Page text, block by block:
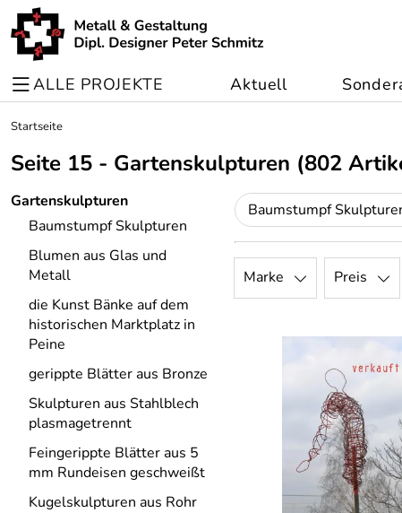
ALLE PROJEKTE Aktuell
Startseite
Seite 15 - Gartenskulpturen (802
Gartenskulpturen
Baumstumpf Skulpturen
Blumen aus Glas und
Metall
die Kunst Bänke auf dem
historischen Marktplatz in
Peine
gerippte Blätter aus Bronze
Skulpturen aus Stahlblech
plasmagetrennt
Feingerippte Blätter aus 5
mm Rundeisen geschweißt
Kugelskulpturen aus Rohr
Baumstumpf
Marke Preis